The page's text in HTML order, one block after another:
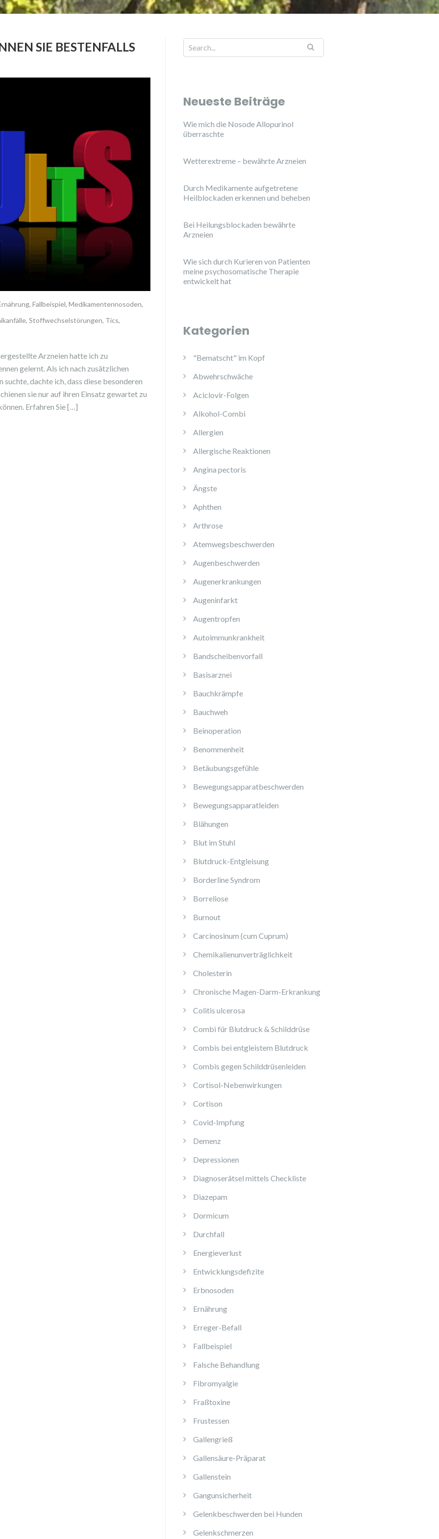
SIE BESTENFALLS
, Fallbeispiel, Medikamentennosoden,
, Stoffwechselstörungen, Tics,
Arzneien hatte ich zu
gelernt. Als ich nach zusätzlichen
dachte ich, dass diese besonderen
sie nur auf ihren Einsatz gewartet zu
Erfahren Sie […]
Neueste Beiträge
Wie mich die Nosode Allopurinol
überraschte
Wetterextreme – bewährte Arzneien
Durch Medikamente aufgetretene
Heilblockaden erkennen und beheben
Bei Heilungsblockaden bewährte
Arzneien
Wie sich durch Kurieren von Patienten
meine psychosomatische Therapie
entwickelt hat
Kategorien
"Bematscht" im Kopf
Abwehrschwäche
Aciclovir-Folgen
Alkohol-Combi
Allergien
Allergische Reaktionen
Angina pectoris
Ängste
Aphthen
Arthrose
Atemwegsbeschwerden
Augenbeschwerden
Augenerkrankungen
Augeninfarkt
Augentropfen
Autoimmunkrankheit
Bandscheibenvorfall
Basisarznei
Bauchkrämpfe
Bauchweh
Beinoperation
Benommenheit
Betäubungsgefühle
Bewegungsapparatbeschwerden
Bewegungsapparatleiden
Blähungen
Blut im Stuhl
Blutdruck-Entgleisung
Borderline Syndrom
Borreliose
Burnout
Carcinosinum (cum Cuprum)
Chemikalienunverträglichkeit
Cholesterin
Chronische Magen-Darm-Erkrankung
Colitis ulcerosa
Combi für Blutdruck & Schilddrüse
Combis bei entgleistem Blutdruck
Combis gegen Schilddrüsenleiden
Cortisol-Nebenwirkungen
Cortison
Covid-Impfung
Demenz
Depressionen
Diagnoserätsel mittels Checkliste
Diazepam
Dormicum
Durchfall
Energieverlust
Entwicklungsdefizite
Erbnosoden
Ernährung
Erreger-Befall
Fallbeispiel
Falsche Behandlung
Fibromyalgie
Fraßtoxine
Frustessen
Gallengrieß
Gallensäure-Präparat
Gallenstein
Gangunsicherheit
Gelenkbeschwerden bei Hunden
Gelenkschmerzen